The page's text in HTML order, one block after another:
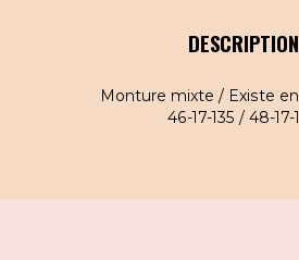
DESCRIPTION
Monture mixte / Existe
46-17-135 / 48-17-